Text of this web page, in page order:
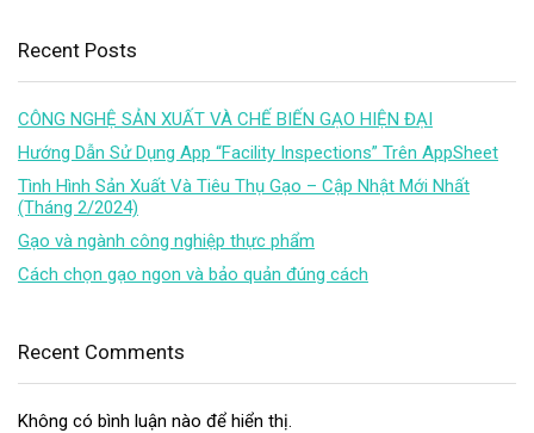
Recent Posts
CÔNG NGHỆ SẢN XUẤT VÀ CHẾ BIẾN GẠO HIỆN ĐẠI
Hướng Dẫn Sử Dụng App “Facility Inspections” Trên AppSheet
Tình Hình Sản Xuất Và Tiêu Thụ Gạo – Cập Nhật Mới Nhất
(Tháng 2/2024)
Gạo và ngành công nghiệp thực phẩm
Cách chọn gạo ngon và bảo quản đúng cách
Recent Comments
Không có bình luận nào để hiển thị.